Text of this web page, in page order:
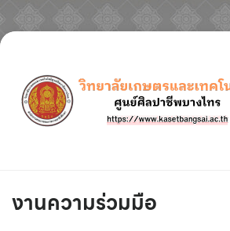
Skip
content
งานความร่วมมือ